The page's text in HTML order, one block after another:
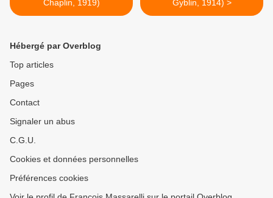
Chaplin, 1919)
Gyblin, 1914) >
Hébergé par Overblog
Top articles
Pages
Contact
Signaler un abus
C.G.U.
Cookies et données personnelles
Préférences cookies